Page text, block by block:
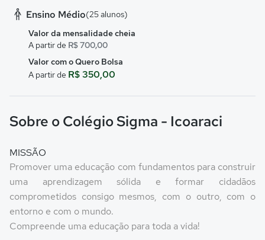
Ensino Médio(25 alunos)
Valor da mensalidade cheia
A partir de R$ 700,00
Valor com o Quero Bolsa
A partir de R$ 350,00
Sobre o Colégio Sigma - Icoaraci
MISSÃO
Promover uma educação com fundamentos para construir
uma aprendizagem sólida e formar cidadãos
comprometidos consigo mesmos, com o outro, com o
entorno e com o mundo.
Compreende uma educação para toda a vida!